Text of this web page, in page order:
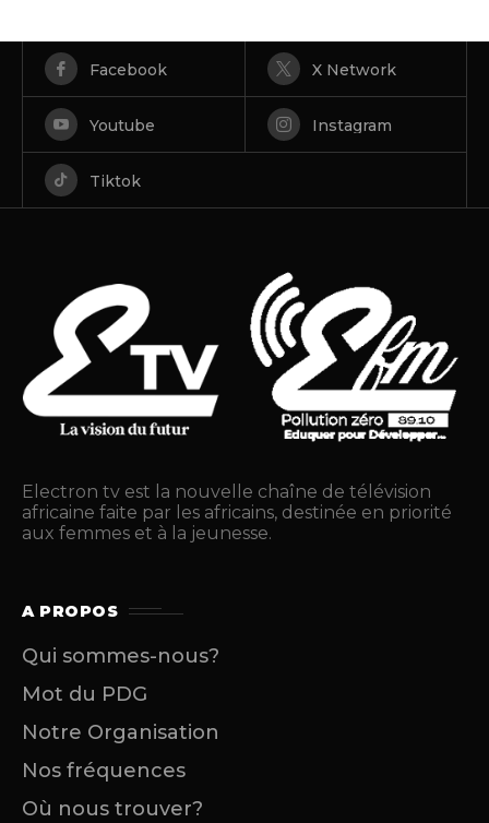
Facebook X Network
Youtube Instagram
Tiktok
Electron tv est la nouvelle chaîne de télévision
africaine faite par les africains, destinée en priorité
aux femmes et à la jeunesse.
A PROPOS
Qui sommes-nous?
Mot du PDG
Notre Organisation
Nos fréquences
Où nous trouver?